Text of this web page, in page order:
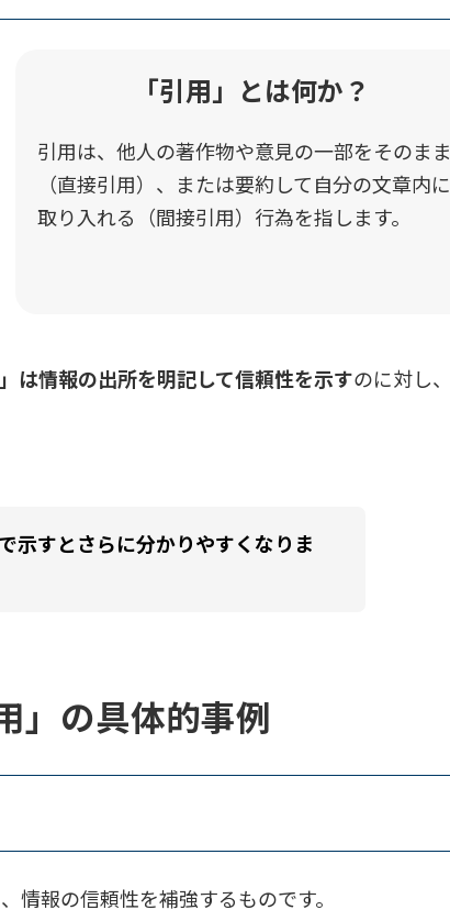
「引用」とは何か？
引用は、他人の著作物や意見の一部をそのまま
（直接引用）、または要約して自分の文章内に
取り入れる（間接引用）行為を指します。
は情報の出所を明記して信頼性を示すのに対し、
示すとさらに分かりやすくなりま
」の具体的事例
情報の信頼性を補強するものです。